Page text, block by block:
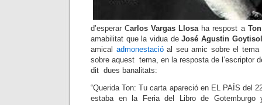
d’esperar Carlos Vargas Llosa ha respost a
amabilitat que la vidua deJosé Agustin
amical admonestacióal seu amic sobre el tema
sobre aquest tema, en la resposta de l’escriptor
dit dues banalitats:
“Querida Ton: Tu carta apareció en EL PAÍS del
estaba en la Feria del Libro de